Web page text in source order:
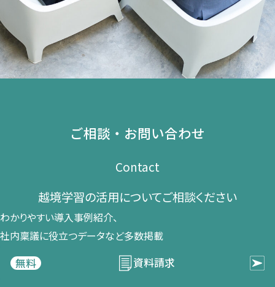
ご相談・お問い合わせ
Contact
越境学習の​活用に​ついて​ご相談ください​
わかりやすい導入事例紹介、​
社内稟議に​役立つデータなど​多数掲載
無料
資料請求